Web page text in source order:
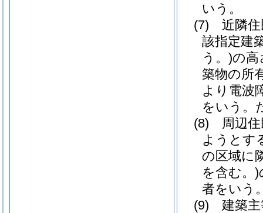
いう。
(7)
近隣
該指定建
う。)の高
築物の所
より電波
をいう。
(8)
周辺
ようとす
の区域に
を含む。)
者をいう
(9)
建築